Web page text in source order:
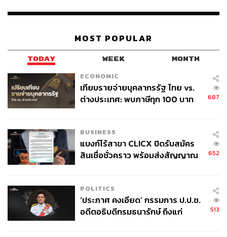
MOST POPULAR
TODAY WEEK MONTH
ECONOMIC
เทียบรายจ่ายบุคลากรรัฐ ไทย vs.
ต่างประเทศ: พบภาษีทุก 100 บาท
687
BUSINESS
แบงก์ไร้สาขา CLICX ปิดรับสมัคร
สินเชื่อชั่วคราว พร้อมส่งสัญญาณ
652
POLITICS
‘ประภาศ คงเอียด’ กรรมการ ป.ป.ช.
อดีตอธิบดีกรมธนารักษ์ ถึงแก่
513